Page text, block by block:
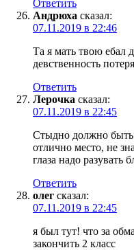
Ответить
Андрюха сказал:
07.11.2019 в 22:46
Та я мать твою ебал
девственность
Ответить
Лерочка сказал:
07.11.2019 в 22:45
Стыдно должно
отлично место, не
глаза надо разувать
Ответить
олег сказал:
07.11.2019 в 22:45
я был тут! что за
закончить 2 класс